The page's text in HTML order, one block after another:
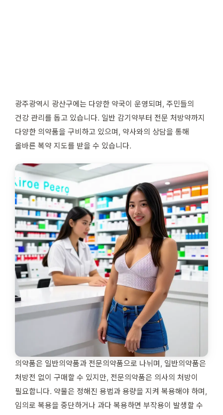
광주광역시 광산구에는 다양한 약국이 운영되며, 주민들의
건강 관리를 돕고 있습니다. 일반 감기약부터 전문 처방약까지
다양한 의약품을 구비하고 있으며, 약사와의 상담을 통해
올바른 복약 지도를 받을 수 있습니다.
의약품은 일반의약품과 전문의약품으로 나뉘며, 일반의약품은
처방전 없이 구매할 수 있지만, 전문의약품은 의사의 처방이
필요합니다. 약물은 정해진 용법과 용량을 지켜 복용해야 하며,
임의로 복용을 중단하거나 과다 복용하면 부작용이 발생할 수